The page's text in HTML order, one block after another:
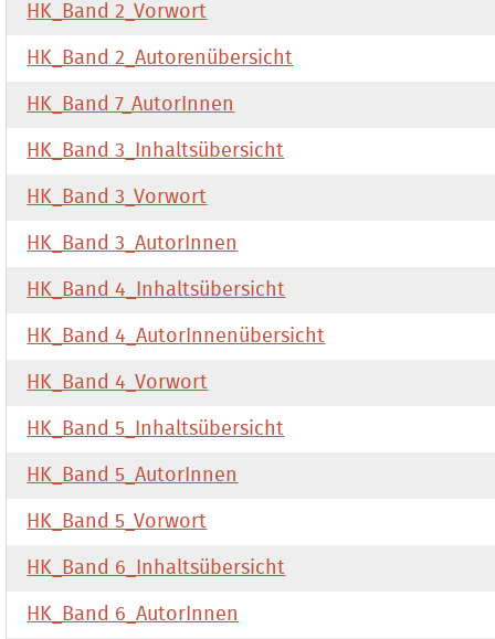
HK_Band 2_Vorwort
HK_Band 2_Autorenübersicht
HK_Band 7_AutorInnen
HK_Band 3_Inhaltsübersicht
HK_Band 3_Vorwort
HK_Band 3_AutorInnen
HK_Band 4_Inhaltsübersicht
HK_Band 4_AutorInnenübersicht
HK_Band 4_Vorwort
HK_Band 5_Inhaltsübersicht
HK_Band 5_AutorInnen
HK_Band 5_Vorwort
HK_Band 6_Inhaltsübersicht
HK_Band 6_AutorInnen